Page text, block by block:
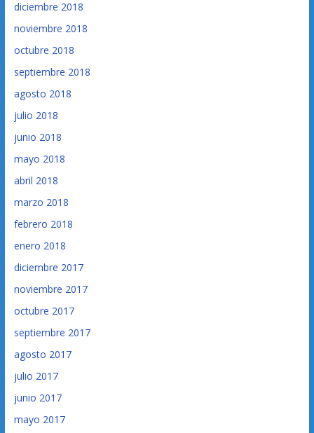
diciembre 2018
noviembre 2018
octubre 2018
septiembre 2018
agosto 2018
julio 2018
junio 2018
mayo 2018
abril 2018
marzo 2018
febrero 2018
enero 2018
diciembre 2017
noviembre 2017
octubre 2017
septiembre 2017
agosto 2017
julio 2017
junio 2017
mayo 2017